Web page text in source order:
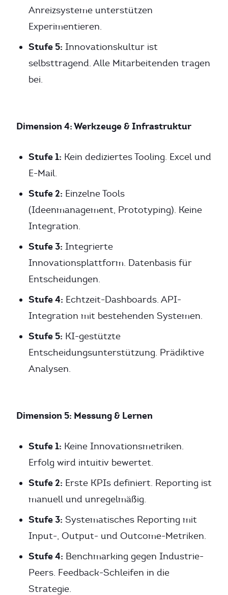
Anreizsysteme unterstützen
Experimentieren.
Stufe 5: Innovationskultur ist
selbsttragend. Alle Mitarbeitenden tragen
bei.
Dimension 4: Werkzeuge & Infrastruktur
Stufe 1: Kein dediziertes Tooling. Excel und
E-Mail.
Stufe 2: Einzelne Tools
(Ideenmanagement, Prototyping). Keine
Integration.
Stufe 3: Integrierte
Innovationsplattform. Datenbasis für
Entscheidungen.
Stufe 4: Echtzeit-Dashboards. API-
Integration mit bestehenden Systemen.
Stufe 5: KI-gestützte
Entscheidungsunterstützung. Prädiktive
Analysen.
Dimension 5: Messung & Lernen
Stufe 1: Keine Innovationsmetriken.
Erfolg wird intuitiv bewertet.
Stufe 2: Erste KPIs definiert. Reporting ist
manuell und unregelmäßig.
Stufe 3: Systematisches Reporting mit
Input-, Output- und Outcome-Metriken.
Stufe 4: Benchmarking gegen Industrie-
Peers. Feedback-Schleifen in die
Strategie.